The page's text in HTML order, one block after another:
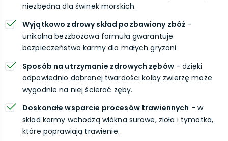
niezbędna dla świnek morskich.
Wyjątkowo zdrowy skład pozbawiony zbóż -
unikalna bezzbożowa formuła gwarantuje
bezpieczeństwo karmy dla małych gryzoni.
Sposób na utrzymanie zdrowych zębów- dzięki
odpowiednio dobranej twardości kolby zwierzę może
wygodnie na niej ścierać zęby.
Doskonałe wsparcie procesów trawiennych - w
skład karmy wchodzą włókna surowe, zioła i tymotka,
które poprawiają trawienie.